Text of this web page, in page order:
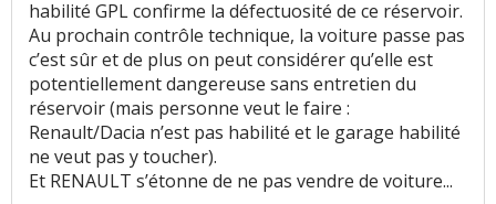
Qualité son/autoradio:13 aiment 14 n'aiment
pas
Modularité:6aiment1n'aime pas
Habitabilité:67aiment
habilité GPL confirme la défectuosité de ce réservoir.
Au prochain contrôle technique, la voiture passe pas
c’est sûr et de plus on peut considérer qu’elle est
potentiellement dangereuse sans entretien du
réservoir (mais personne veut le faire :
Renault/Dacia n’est pas habilité et le garage habilité
ne veut pas y toucher).
Et RENAULT s’étonne de ne pas vendre de voiture...